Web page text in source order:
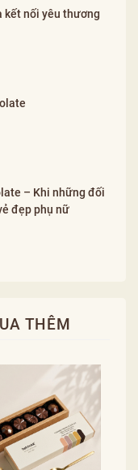
kết nối yêu thương
– Khi những đối
đẹp phụ nữ
THÊM